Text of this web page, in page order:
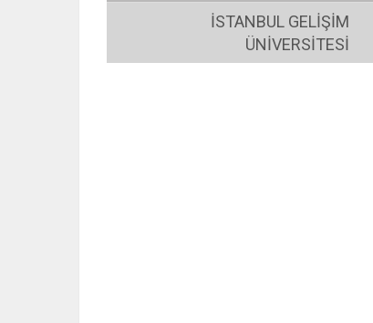
İSTANBUL GELİŞİM
ÜNİVERSİTESİ